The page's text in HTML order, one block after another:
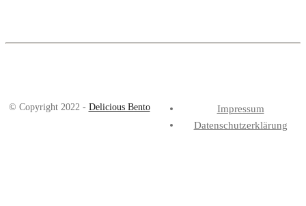
© Copyright 2022 - Delicious Bento
Impressum
Datenschutzerklärung